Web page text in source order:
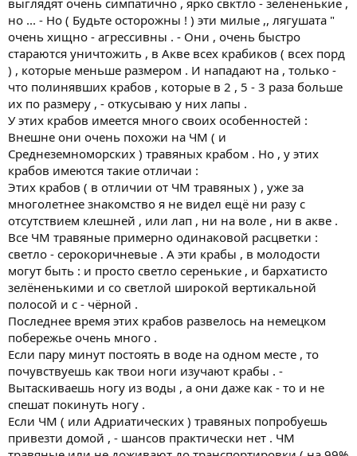
выглядят очень симпатично , ярко свктло - зелёненькие ,
но ... - Но ( Будьте осторожны ! ) эти милые ,, лягушата "
очень хищно - агрессивны . - Они , очень быстро
стараются уничтожить , в Акве всех крабиков ( всех порд
) , которые меньше размером . И нападают на , только -
что полинявших крабов , которые в 2 , 5 - 3 раза больше
их по размеру , - откусываю у них лапы .
У этих крабов имеется много своих особенностей :
Внешне они очень похожи на ЧМ ( и
Среднеземноморских ) травяных крабом . Но , у этих
крабов имеются такие отличаи :
Этих крабов ( в отличии от ЧМ травяных ) , уже за
многолетнее знакомство я не видел ещё ни разу с
отсутствием клешней , или лап , ни на воле , ни в акве .
Все ЧМ травяные примерно одинаковой расцветки :
светло - серокоричневые . А эти крабы , в молодости
могут быть : и просто светло серенькие , и бархатисто
зелёненькими и со светлой широкой вертикальной
полосой и с - чёрной .
Последнее время этих крабов развелось на немецком
побережье очень много .
Если пару минут постоять в воде на одном месте , то
почувствуешь как твои ноги изучают крабы . -
Вытаскиваешь ногу из воды , а они даже как - то и не
спешат покинуть ногу .
Если ЧМ ( или Адриатических ) травяных попробуешь
привезти домой , - шансов практически нет . ЧМ